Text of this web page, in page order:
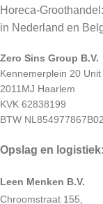
Horeca-
in Nederland en
Zero Sins Group B.V.
Kennemerplein 20 Unit
2011MJ Haarlem
KVK 62838199
BTW NL854977867B02
Opslag en logistiek:
Leen Menken B.V.
Chroomstraat 155,